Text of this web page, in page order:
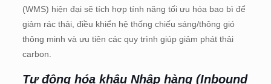
(WMS) hiện đại sẽ tích hợp tính năng tối ưu hóa bao bì để
giảm rác thải, điều khiển hệ thống chiếu sáng/thông gió
thông minh và ưu tiên các quy trình giúp giảm phát thải
carbon.
Tự động hóa khâu Nhập hàng (Inbound